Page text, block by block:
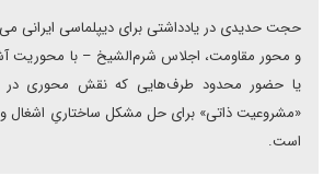
حجت حدیدی در یادداشتی برای دیپلماسی ایرانی
و محور مقاومت، اجلاس شرم‌الشیخ – با محوریت
یا حضور محدود طرف‌هایی که نقش محوری در
«مشروعیت ذاتی» برای حل مشکل ساختاریِ اشغال
است.